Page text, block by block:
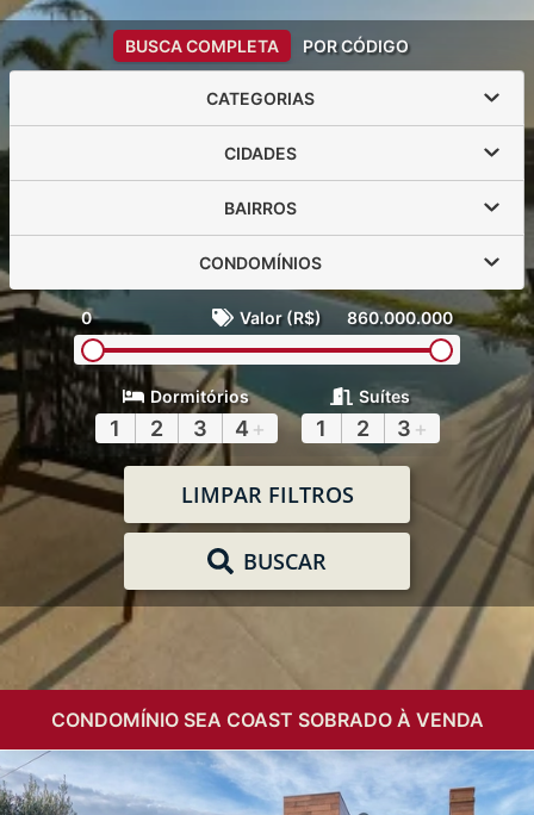
BUSCA COMPLETA POR CÓDIGO
CATEGORIAS
CIDADES
BAIRROS
CONDOMÍNIOS
0 Valor (R$) 860.000.000
Dormitórios
1 2 3 4 +
Suítes
1 2 3 +
LIMPAR FILTROS
BUSCAR
CONDOMÍNIO SEA COAST SOBRADO À VENDA